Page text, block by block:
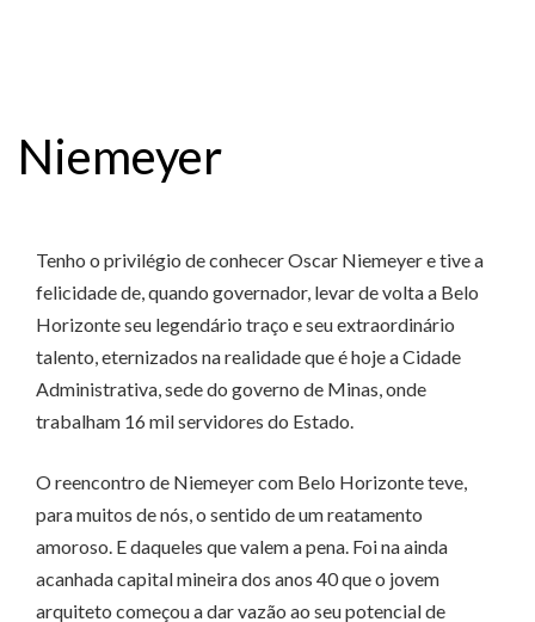
Niemeyer
Tenho o privilégio de conhecer Oscar Niemeyer e tive a
felicidade de, quando governador, levar de volta a Belo
Horizonte seu legendário traço e seu extraordinário
talento, eternizados na realidade que é hoje a Cidade
Administrativa, sede do governo de Minas, onde
trabalham 16 mil servidores do Estado.
O reencontro de Niemeyer com Belo Horizonte teve,
para muitos de nós, o sentido de um reatamento
amoroso. E daqueles que valem a pena. Foi na ainda
acanhada capital mineira dos anos 40 que o jovem
arquiteto começou a dar vazão ao seu potencial de